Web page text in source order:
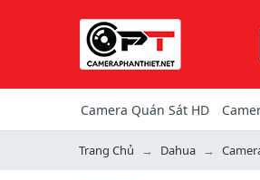
Camera Quán Sát HD
Trang Chủ Dahua